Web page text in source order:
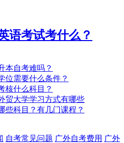
语考试考什么？
本自考难吗？
位需要什么条件？
核什么科目？
贸大学学习方式有哪些
些科目？有几门课程？
自考常见问题 广外自考费用 广外